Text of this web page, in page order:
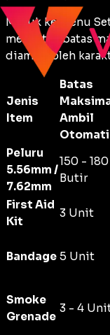
Masuk ke menu
mengatur batas
diambil oleh
Jenis
Item
Batas
Ambil
Peluru
5.56mm /
7.62mm
150 - 180
Butir
First Aid
Kit
3 Unit
Bandage 5 Unit
Smoke
Grenade
3 - 4